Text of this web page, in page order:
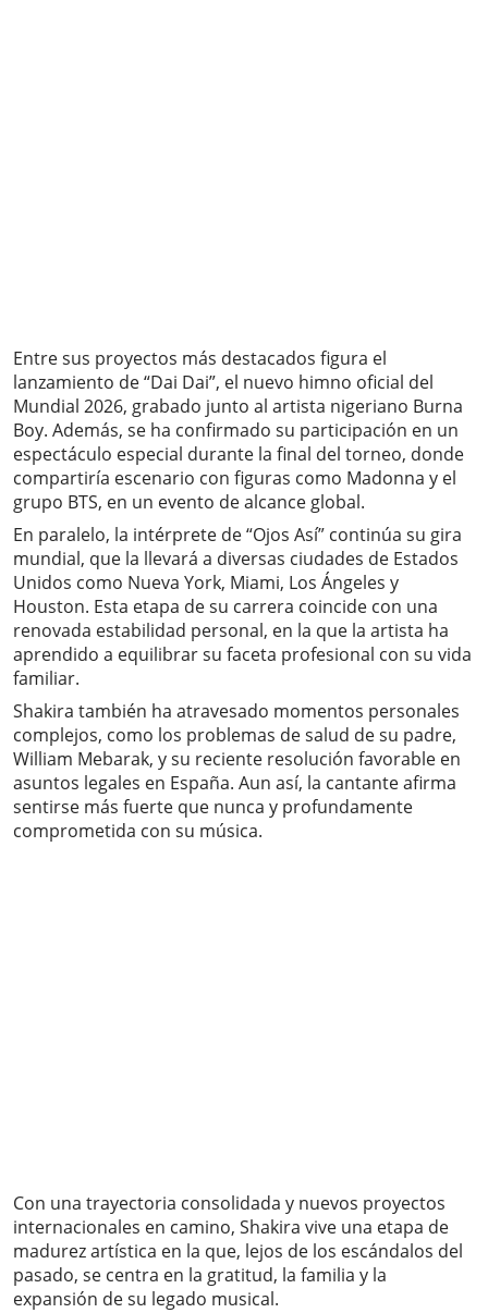
Entre sus proyectos más destacados figura el
lanzamiento de “Dai Dai”, el nuevo himno oficial del
Mundial 2026, grabado junto al artista nigeriano Burna
Boy. Además, se ha confirmado su participación en un
espectáculo especial durante la final del torneo, donde
compartiría escenario con figuras como Madonna y el
grupo BTS, en un evento de alcance global.
En paralelo, la intérprete de “Ojos Así” continúa su gira
mundial, que la llevará a diversas ciudades de Estados
Unidos como Nueva York, Miami, Los Ángeles y
Houston. Esta etapa de su carrera coincide con una
renovada estabilidad personal, en la que la artista ha
aprendido a equilibrar su faceta profesional con su vida
familiar.
Shakira también ha atravesado momentos personales
complejos, como los problemas de salud de su padre,
William Mebarak, y su reciente resolución favorable en
asuntos legales en España. Aun así, la cantante afirma
sentirse más fuerte que nunca y profundamente
comprometida con su música.
Con una trayectoria consolidada y nuevos proyectos
internacionales en camino, Shakira vive una etapa de
madurez artística en la que, lejos de los escándalos del
pasado, se centra en la gratitud, la familia y la
expansión de su legado musical.